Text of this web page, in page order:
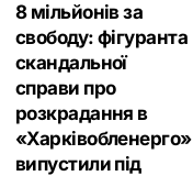
8 мільйонів за
свободу: фігуранта
скандальної
справи про
розкрадання в
«Харківобленерго»
випустили під